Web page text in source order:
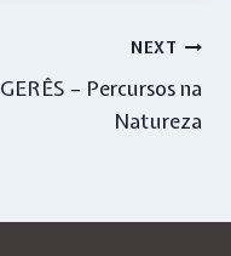
NEXT
GERÊS – Percursos na
Natureza